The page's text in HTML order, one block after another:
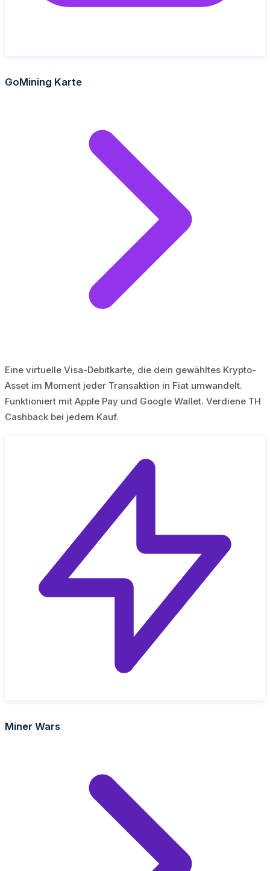
GoMining Karte
Eine virtuelle Visa-Debitkarte, die dein gewähltes Krypto-
Asset im Moment jeder Transaktion in Fiat umwandelt.
Funktioniert mit Apple Pay und Google Wallet. Verdiene TH
Cashback bei jedem Kauf.
Miner Wars